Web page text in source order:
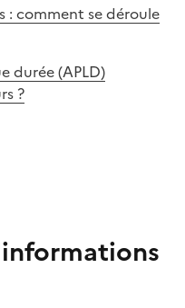
: comment se déroule
durée (APLD)
?